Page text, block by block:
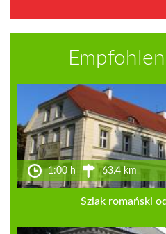
1:00 h 63.4 km
Szlak romański